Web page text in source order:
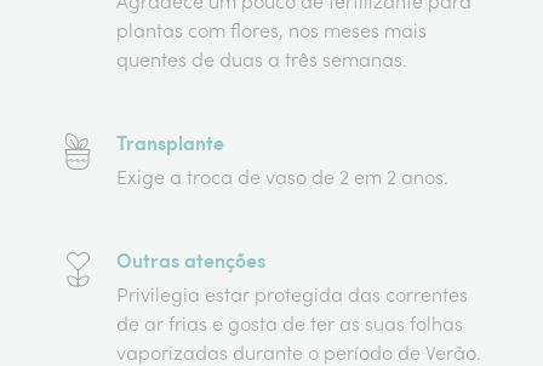
plantas com flores, nos meses mais
quentes de duas a três semanas.
Transplante
Exige a troca de vaso de 2 em 2 anos.
Outras atenções
Privilegia estar protegida das correntes
de ar frias e gosta de ter as suas folhas
vaporizadas durante o período de Verão.